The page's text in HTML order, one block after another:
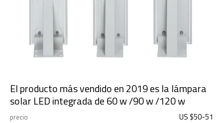
El producto más vendido en 2019 es la lámpara
solar LED integrada de 60 w /90 w /120 w
precio US $50-51